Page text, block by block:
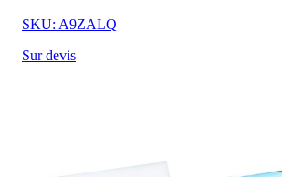
SKU: A9ZALQ
Sur devis